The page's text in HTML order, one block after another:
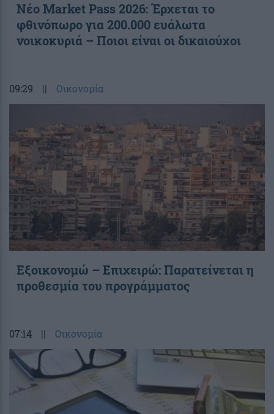
Νέο Market Pass 2026: Έρχεται το
φθινόπωρο για 200.000 ευάλωτα
νοικοκυριά – Ποιοι είναι οι δικαιούχοι
09:29 || Οικονομία
Εξοικονομώ – Επιχειρώ: Παρατείνεται η
προθεσμία του προγράμματος
07:14 || Οικονομία